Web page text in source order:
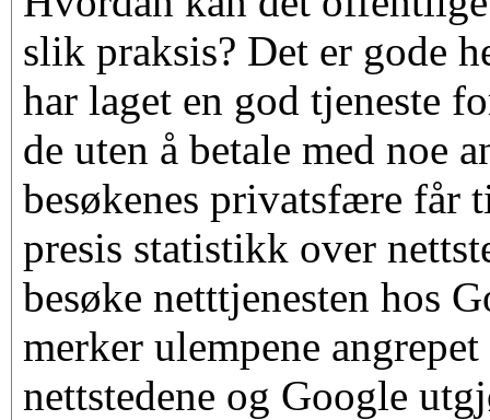
slik praksis? Det er gode
har laget en god tjeneste
de uten å betale med noe
besøkenes privatsfære
presis statistikk over
besøke netttjenesten hos
merker ulempene
nettstedene og Google